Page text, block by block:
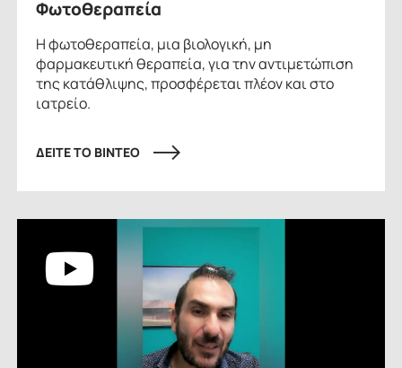
Φωτοθεραπεία
Η φωτοθεραπεία, μια βιολογική, μη
φαρμακευτική θεραπεία, για την αντιμετώπιση
της κατάθλιψης, προσφέρεται πλέον και στο
ιατρείο.
ΔΕΙΤΕ ΤΟ ΒΙΝΤΕΟ